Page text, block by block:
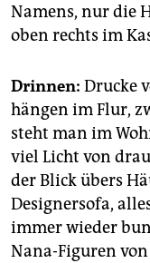
Namens, nur die
oben rechts im
Drinnen: Drucke
hängen im Flur,
steht man im
viel Licht von
der Blick übers
Designersofa,
immer wieder
Nana-Figuren